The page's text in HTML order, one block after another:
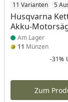
11 Varianten 5
Husqvarna
Akku-
Produkt am
Am Lager
11 Münzen
-31%
Zum